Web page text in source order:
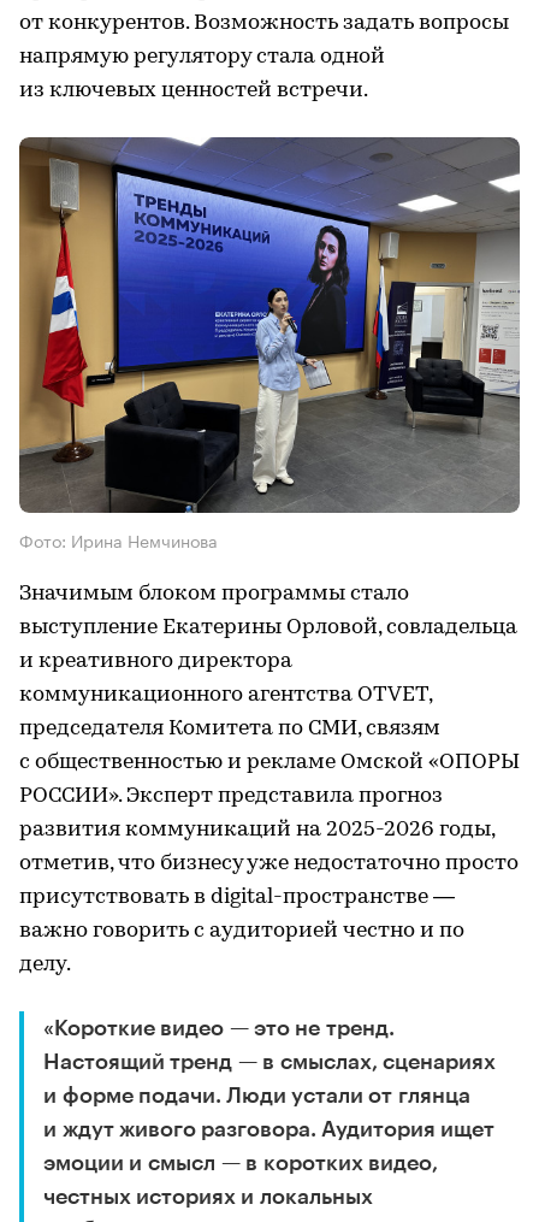
от конкурентов. Возможность задать вопросы
напрямую регулятору стала одной
из ключевых ценностей встречи.
Фото: Ирина Немчинова
Значимым блоком программы стало
выступление Екатерины Орловой, совладельца
и креативного директора
коммуникационного агентства OTVET,
председателя Комитета по СМИ, связям
с общественностью и рекламе Омской «ОПОРЫ
РОССИИ». Эксперт представила прогноз
развития коммуникаций на 2025-2026 годы,
отметив, что бизнесу уже недостаточно просто
присутствовать в digital-пространстве —
важно говорить с аудиторией честно и по
делу.
«Короткие видео — это не тренд.
Настоящий тренд — в смыслах, сценариях
и форме подачи. Люди устали от глянца
и ждут живого разговора. Аудитория ищет
эмоции и смысл — в коротких видео,
честных историях и локальных